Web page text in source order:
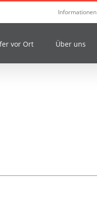
Informationen
vor Ort Über uns